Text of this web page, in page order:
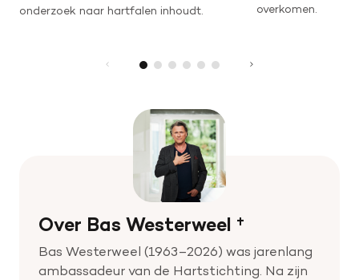
onderzoek naar hartfalen inhoudt.
overkomen.
Over Bas Westerweel †
Bas Westerweel (1963–2026) was jarenlang
ambassadeur van de Hartstichting. Na zijn